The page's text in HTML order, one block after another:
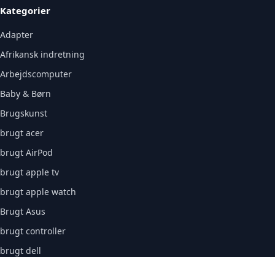
Kategorier
Adapter
Afrikansk indretning
Arbejdscomputer
Baby & Børn
Brugskunst
brugt acer
brugt AirPod
brugt apple tv
brugt apple watch
Brugt Asus
brugt controller
brugt dell